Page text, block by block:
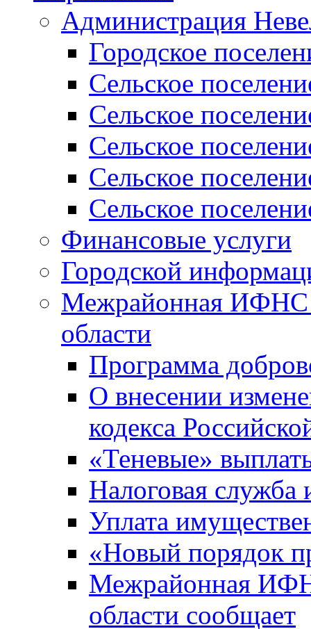
Администрация
Городское
Сельское
Сельское
Сельское
Сельское
Сельское
Финансовые услуги
Городской
Межрайонная ИФНС
области
Программа
О внесении
кодекса
«Теневые»
Налоговая служба
Уплата
«Новый порядок
Межрайонная
области сообщает